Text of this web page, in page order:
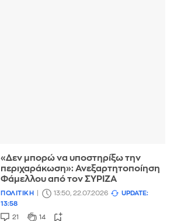
«Δεν μπορώ να υποστηρίξω την
περιχαράκωση»: Ανεξαρτητοποίηση
Φάμελλου από τον ΣΥΡΙΖΑ
ΠΟΛΙΤΙΚΗ 13:50, 22.07.2026
UPDATE:
13:58
21 14